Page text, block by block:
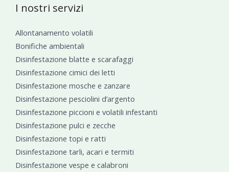
I nostri servizi
Allontanamento volatili
Bonifiche ambientali
Disinfestazione blatte e scarafaggi
Disinfestazione cimici dei letti
Disinfestazione mosche e zanzare
Disinfestazione pesciolini d’argento
Disinfestazione piccioni e volatili infestanti
Disinfestazione pulci e zecche
Disinfestazione topi e ratti
Disinfestazione tarli, acari e termiti
Disinfestazione vespe e calabroni